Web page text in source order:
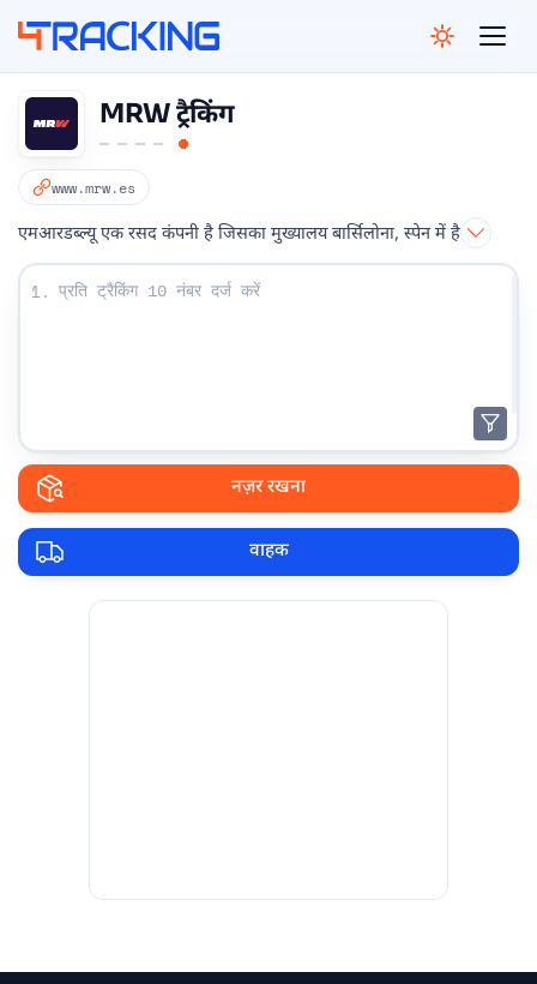
MRW ट्रैकिंग
www.mrw.es
एमआरडब्ल्यू एक रसद कंपनी है जिसका मुख्यालय बार्सिलोना, स्पेन में है
अपना ट्रैकिंग नंबर दर्ज करें:
1.
नज़र रखना
वाहक